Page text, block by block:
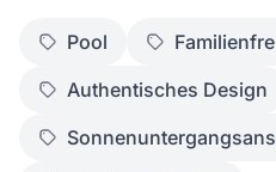
Pool
Authentisches Design